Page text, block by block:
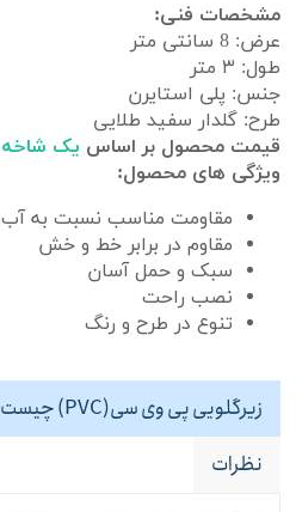
مشخصات فنی:
عرض: 8 سانتی متر
طول: ۳ متر
جنس: پلی استایرن
طرح: گلدار سفید طلایی
قیمت محصول بر اساس یک شاخه ۳ متری
ویژگی های محصول:
مقاومت مناسب نسبت به آب
مقاوم در برابر خط و خش
سبک و حمل آسان
نصب راحت
تنوع در طرح و رنگ
زیرگلویی پی وی سی(PVC) چیست؟ بررسی مزایا و کاربرد ها
نظرات